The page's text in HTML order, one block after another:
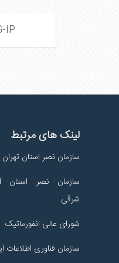
IP
لینک های مرتبط
سازمان نصر استان تهران
سازمان نصر استان
شرقی
شورای عالی انفورماتیک
سازمان فناوری اطلاعات